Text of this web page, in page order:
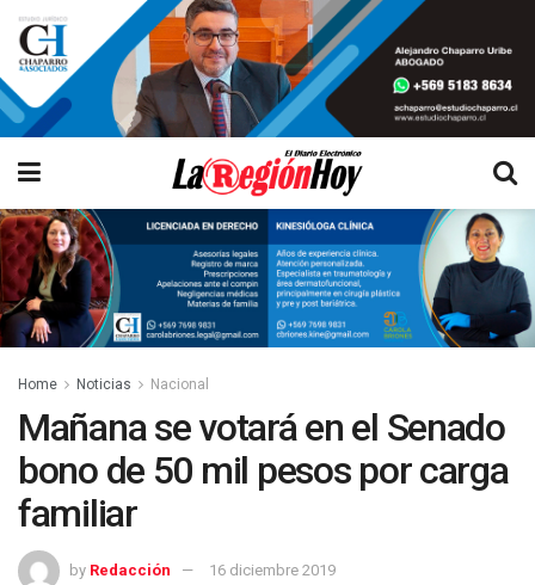
Home Noticias Nacional
Mañana se votará en el Senado
bono de 50 mil pesos por carga
familiar
by Redacción 16 diciembre 2019